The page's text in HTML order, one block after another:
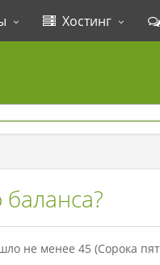
Хостинг
не менее 45 (Сорока